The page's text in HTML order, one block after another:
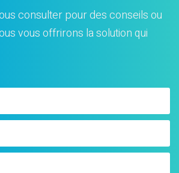
consulter pour des conseils ou
vous offrirons la solution qui